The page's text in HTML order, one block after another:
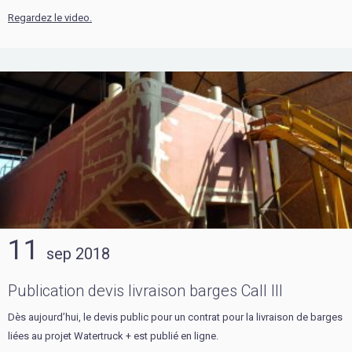
Regardez le video.
11 sep 2018
Publication devis livraison barges Call III
Dès aujourd’hui, le devis public pour un contrat pour la livraison de barges
liées au projet Watertruck + est publié en ligne.